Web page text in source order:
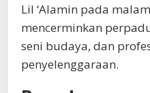
Lil ‘Alamin pada
mencerminkan
seni budaya, dan
penyelenggaraan.